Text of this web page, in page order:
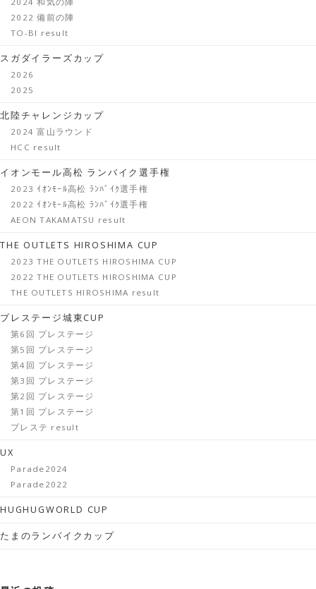
2022 備前の陣
TO-BI result
スガダイラーズカップ
2026
2025
北陸チャレンジカップ
2024 富山ラウンド
HCC result
イオンモール高松 ランバイク選手権
2023 ｲｵﾝﾓｰﾙ高松 ﾗﾝﾊﾞｲｸ選手権
2022 ｲｵﾝﾓｰﾙ高松 ﾗﾝﾊﾞｲｸ選手権
AEON TAKAMATSU result
THE OUTLETS HIROSHIMA CUP
2023 THE OUTLETS HIROSHIMA CUP
2022 THE OUTLETS HIROSHIMA CUP
THE OUTLETS HIROSHIMA result
プレステージ城東CUP
第6回 プレステージ
第5回 プレステージ
第4回 プレステージ
第3回 プレステージ
第2回 プレステージ
第1回 プレステージ
プレステ result
UX
Parade2024
Parade2022
HUGHUGWORLD CUP
たまのランバイクカップ